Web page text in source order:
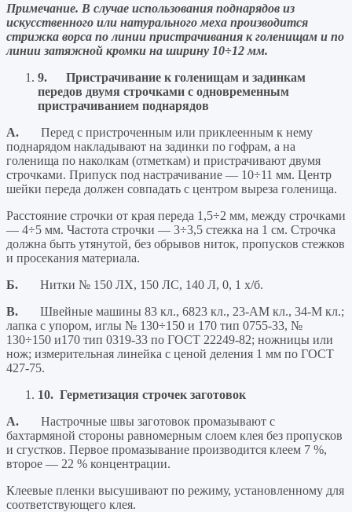
Примечание. В случае использования поднарядов из
искусственного или натурального меха производится
стрижка ворса по линии пристрачивания к голенищам и по
линии затяжной кромки на ширину 10÷12 мм.
9. Пристрачивание к голенищам и задинкам
передов двумя строчками с одновременным
пристрачиванием поднарядов
А. Перед с пристроченным или приклеенным к нему
поднарядом накладывают на задинки по гофрам, а на
голенища по наколкам (отметкам) и пристрачивают двумя
строчками. Припуск под настрачивание — 10÷11 мм. Центр
шейки переда должен совпадать с центром выреза голенища.
Расстояние строчки от края переда 1,5÷2 мм, между строчками
— 4÷5 мм. Частота строчки — 3÷3,5 стежка на 1 см. Строчка
должна быть утянутой, без обрывов ниток, пропусков стежков
и просекания материала.
Б. Нитки № 150 ЛХ, 150 ЛС, 140 Л, 0, 1 х/б.
В. Швейные машины 83 кл., 6823 кл., 23-АМ кл., 34-М кл.;
лапка с упором, иглы № 130÷150 и 170 тип 0755-33, №
130÷150 и170 тип 0319-33 по ГОСТ 22249-82; ножницы или
нож; измерительная линейка с ценой деления 1 мм по ГОСТ
427-75.
10. Герметизация строчек заготовок
А. Настрочные швы заготовок промазывают с
бахтармяной стороны равномерным слоем клея без пропусков
и сгустков. Первое промазывание производится клеем 7 %,
второе — 22 % концентрации.
Клеевые пленки высушивают по режиму, установленному для
соответствующего клея.